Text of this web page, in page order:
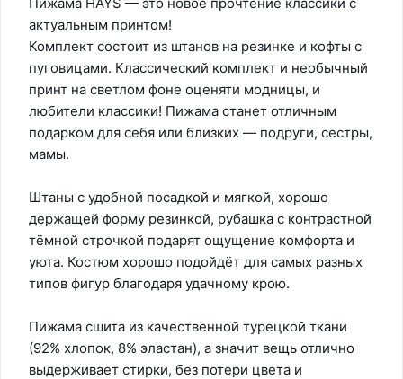
актуальным принтом!
Комплект состоит из штанов на резинке и кофты с
пуговицами. Классический комплект и необычный
принт на светлом фоне оценяти модницы, и
любители классики! Пижама станет отличным
подарком для себя или близких — подруги, сестры,
мамы.
Штаны с удобной посадкой и мягкой, хорошо
держащей форму резинкой, рубашка с контрастной
тёмной строчкой подарят ощущение комфорта и
уюта. Костюм хорошо подойдёт для самых разных
типов фигур благодаря удачному крою.
Пижама сшита из качественной турецкой ткани
(92% хлопок, 8% эластан), а значит вещь отлично
выдерживает стирки, без потери цвета и